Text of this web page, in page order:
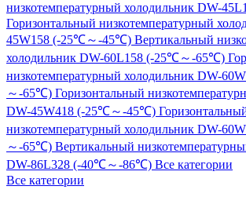
низкотемпературный холодильник DW-
Горизонтальный низкотемпературный
45W158 (-25℃～-45℃) Вертикальный
холодильник DW-60L158 (-25℃～-65℃)
низкотемпературный холодильник DW-
～-65℃) Горизонтальный
DW-45W418 (-25℃～-45℃)
низкотемпературный холодильник DW-
～-65℃) Вертикальный
DW-86L328 (-40℃～-86℃) Все категории
Все категории